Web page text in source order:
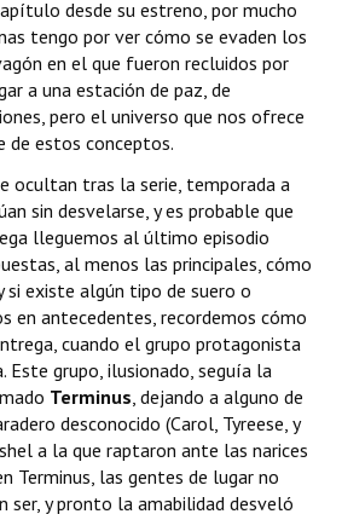
desde su estreno, por mucho
tengo por ver cómo se evaden los
en el que fueron recluidos por
a una estación de paz, de
pero el universo que nos ofrece
de estos conceptos.
ocultan tras la serie, temporada a
sin desvelarse, y es probable que
lleguemos al último episodio
al menos las principales, cómo
si existe algún tipo de suero o
en antecedentes, recordemos cómo
cuando el grupo protagonista
Este grupo, ilusionado, seguía la
Terminus, dejando a alguno de
desconocido (Carol, Tyreese, y
a la que raptaron ante las narices
Terminus, las gentes de lugar no
ser, y pronto la amabilidad desveló